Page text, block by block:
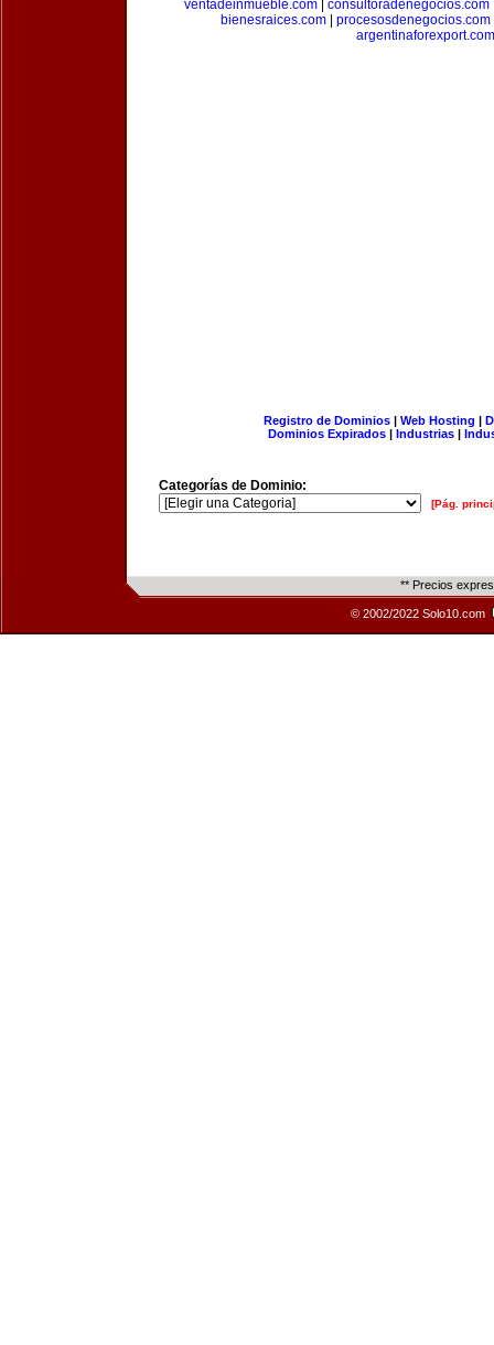
ventadeinmueble.com| consultoradenegocios.com
bienesraices.com
procesosdenegocios.com
argentinaforexport.com
Registro de Dominios| Web Hosting |
Dominios Expirados | Industrias |
Categorías de Dominio:
[Pág.
** Precios
© 2002/2022 Solo10.com